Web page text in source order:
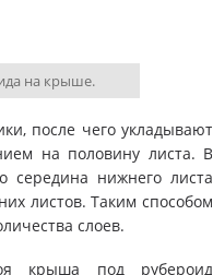
на крыше.
после чего укладывают
на половину листа. В
середина нижнего листа
листов. Таким способом
слоев.
крыша под рубероид